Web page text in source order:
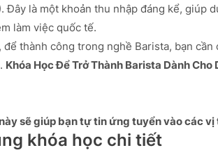
Đây là một khoản thu nhập đáng kể, giúp
làm việc quốc tế.
để thành công trong nghề Barista, bạn
Khóa Học Để Trở Thành Barista Dành Cho
sẽ giúp bạn tự tin ứng tuyển vào các
khóa học chi tiết